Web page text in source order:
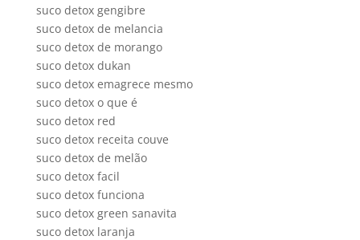
suco detox gengibre
suco detox de melancia
suco detox de morango
suco detox dukan
suco detox emagrece mesmo
suco detox o que é
suco detox red
suco detox receita couve
suco detox de melão
suco detox facil
suco detox funciona
suco detox green sanavita
suco detox laranja